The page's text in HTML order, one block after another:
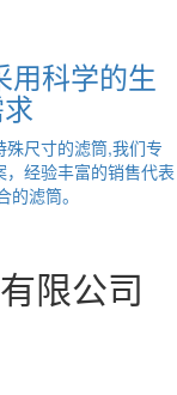
用科学的生
尺寸的滤筒,我们专
经验丰富的销售代表
滤筒。
限公司